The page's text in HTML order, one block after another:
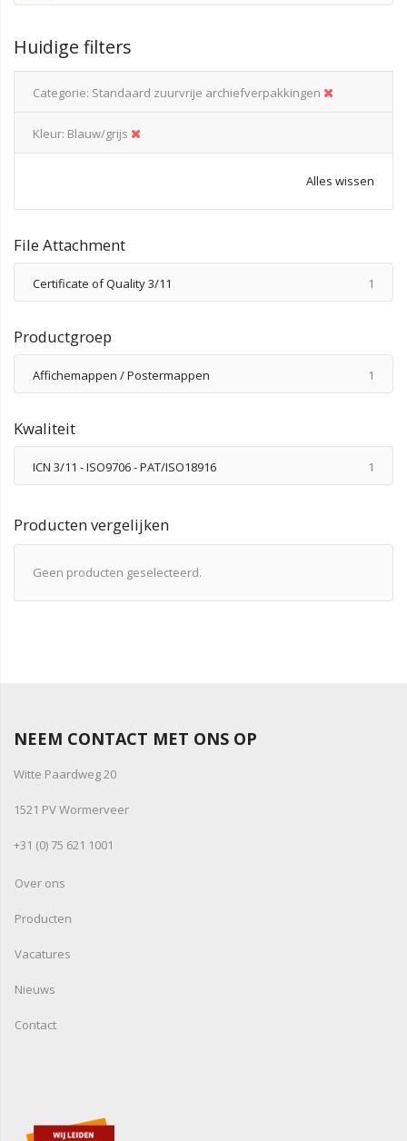
Huidige filters
Categorie Standaard zuurvrije archiefverpakkingen
Kleur Blauw/grijs
Alles wissen
File Attachment
Certificate of Quality 3/11 1
Productgroep
Affichemappen / Postermappen 1
Kwaliteit
ICN 3/11 - ISO9706 - PAT/ISO18916 1
Producten vergelijken
Geen producten geselecteerd.
NEEM CONTACT MET ONS OP
Witte Paardweg 20
1521 PV Wormerveer
+31 (0) 75 621 1001
Over ons
Producten
Vacatures
Nieuws
Contact